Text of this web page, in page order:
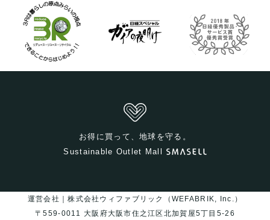
お得に買って、地球を守る。
Sustainable Outlet Mall
運営会社｜株式会社ウィファブリック（WEFABRIK, Inc.）
〒559-0011 大阪府大阪市住之江区北加賀屋5丁目5-26